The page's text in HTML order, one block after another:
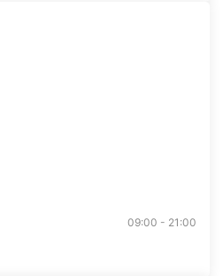
09:00 - 21:00